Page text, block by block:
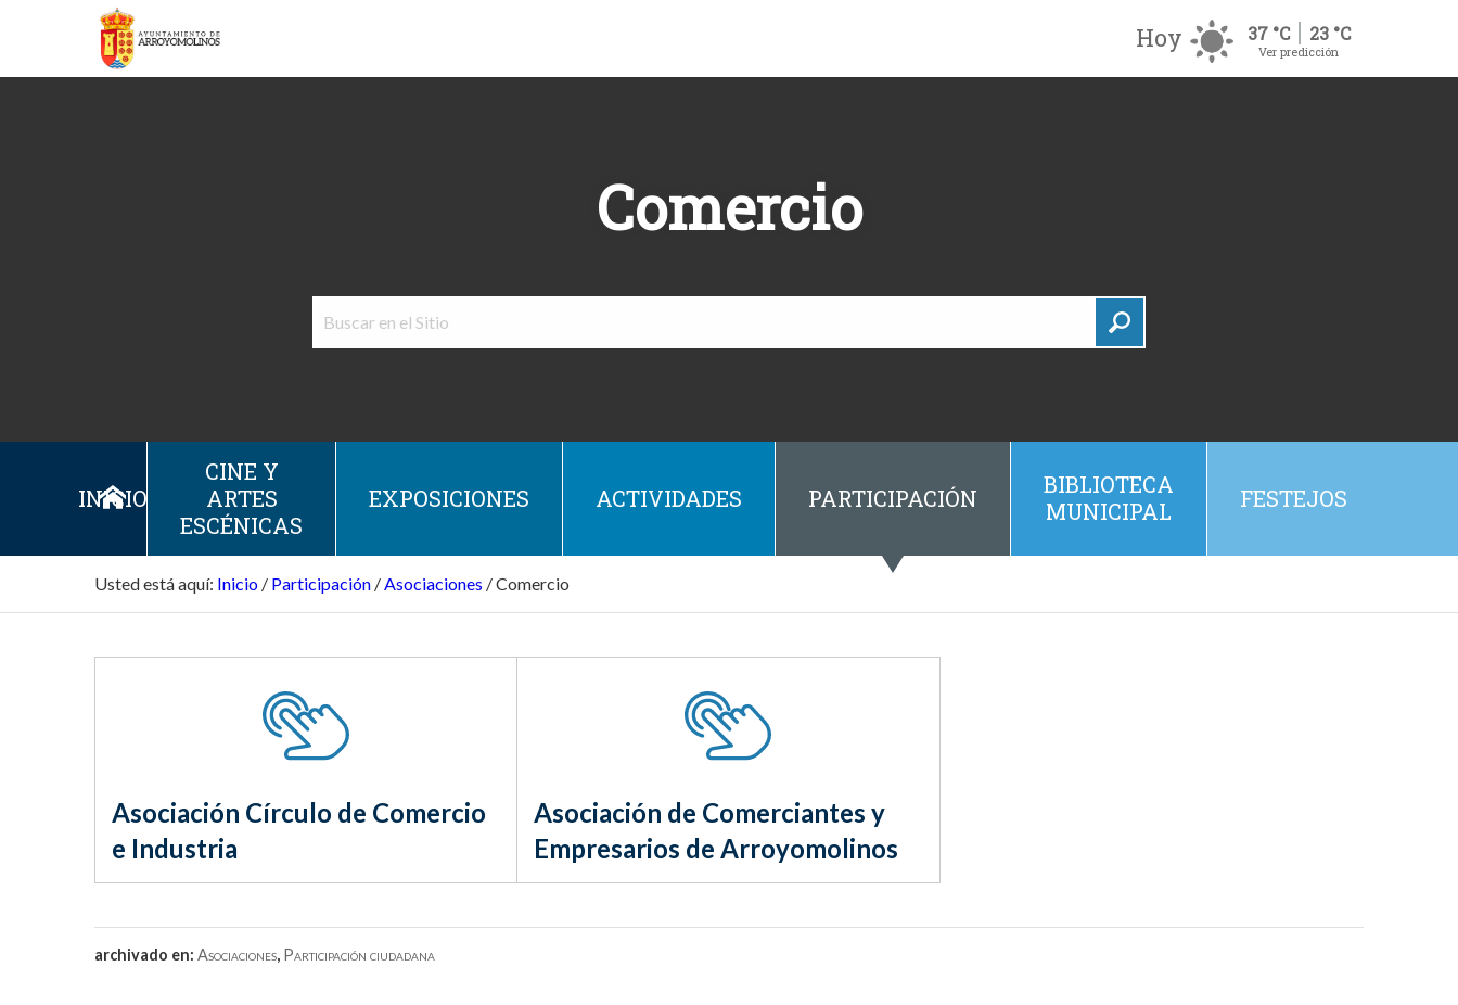
Hoy 37 °C 23 °C
Ver predicción
Comercio
INICIO
CINE Y
ARTES
ESCÉNICAS
EXPOSICIONES ACTIVIDADES PARTICIPACIÓN
BIBLIOTECA
MUNICIPAL
FESTEJOS
Usted está aquí: Inicio / Participación /Asociaciones /Comercio
Asociación Círculo de Comercio
e Industria
Asociación de Comerciantes y
Empresarios de Arroyomolinos
archivado en: Asociaciones, Participación ciudadana